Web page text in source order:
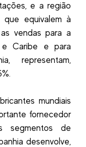
e a região
equivalem à
vendas para a
e Caribe e para
representam,
mundiais
fornecedor
segmentos de
desenvolve,